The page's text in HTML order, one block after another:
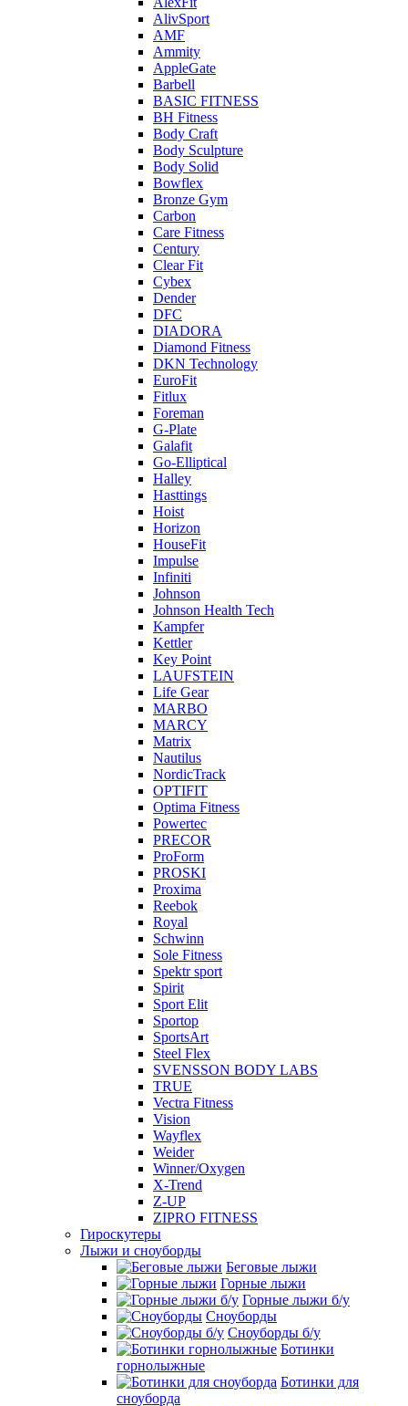
AlivSport
AMF
Ammity
AppleGate
Barbell
BASIC FITNESS
BH Fitness
Body Craft
Body Sculpture
Body Solid
Bowflex
Bronze Gym
Carbon
Care Fitness
Century
Clear Fit
Cybex
Dender
DFC
DIADORA
Diamond Fitness
DKN Technology
EuroFit
Fitlux
Foreman
G-Plate
Galafit
Go-Elliptical
Halley
Hasttings
Hoist
Horizon
HouseFit
Impulse
Infiniti
Johnson
Johnson Health Tech
Kampfer
Kettler
Key Point
LAUFSTEIN
Life Gear
MARBO
MARCY
Matrix
Nautilus
NordicTrack
OPTIFIT
Optima Fitness
Powertec
PRECOR
ProForm
PROSKI
Proxima
Reebok
Royal
Schwinn
Sole Fitness
Spektr sport
Spirit
Sport Elit
Sportop
SportsArt
Steel Flex
SVENSSON BODY LABS
TRUE
Vectra Fitness
Vision
Wayflex
Weider
Winner/Oxygen
X-Trend
Z-UP
ZIPRO FITNESS
Гироскутеры
Лыжи и сноуборды
Беговые лыжи
Горные лыжи
Горные лыжи б/у
Сноуборды
Сноуборды б/у
Ботинки
горнолыжные
Ботинки для
сноуборда